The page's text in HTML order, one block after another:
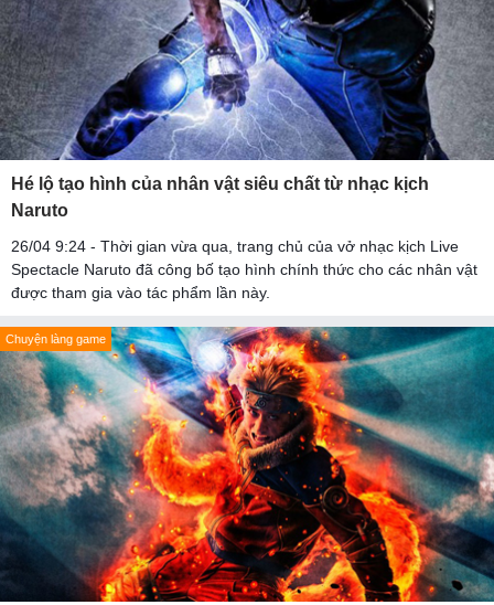
Hé lộ tạo hình của nhân vật siêu chất từ nhạc kịch
Naruto
26/04 9:24 - Thời gian vừa qua, trang chủ của vở nhạc kịch Live
Spectacle Naruto đã công bố tạo hình chính thức cho các nhân vật
được tham gia vào tác phẩm lần này.
Chuyện làng game